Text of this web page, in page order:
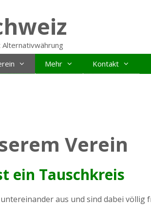
Mehr Kontakt
Verein
ein Tauschkreis
aus und sind dabei völlig